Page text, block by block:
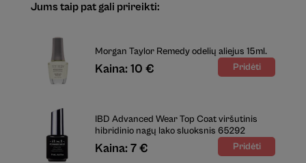
Jums taip pat gali prireikti:
Morgan Taylor Remedy odelių aliejus 15ml.
Kaina: 10 €
IBD Advanced Wear Top Coat viršutinis
hibridinio nagų lako sluoksnis 65292
Kaina: 7 €